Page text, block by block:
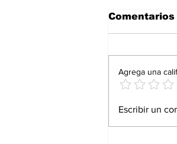
Martínez
Comentarios
Agrega una
Escribir un